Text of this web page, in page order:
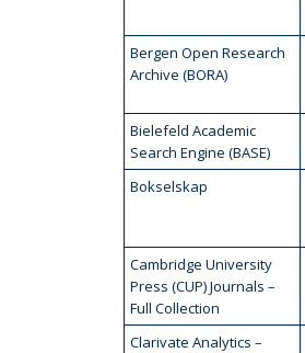
Bergen Open Research
Archive (BORA)
Bielefeld Academic
Search Engine (BASE)
Bokselskap
Cambridge University
Press (CUP) Journals –
Full Collection
Clarivate Analytics –